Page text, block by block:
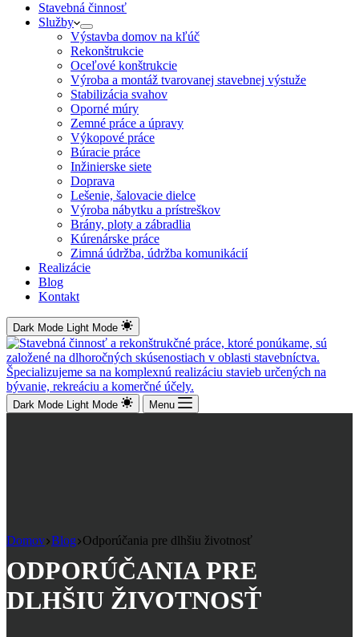
Stavebná činnosť
Služby
Výstavba domov na kľúč
Rekonštrukcie
Oceľové konštrukcie
Výroba a montáž tvarovanej stavebnej výstuže
Stabilizácia svahov
Oporné múry
Zemné práce a úpravy
Výkopové práce
Búracie práce
Inžinierske siete
Doprava
Lešenie, šalovacie dielce
Výroba nábytku a prístreškov
Brány, ploty a zábradlia
Kúrenárske práce
Zimná údržba, údržba komunikácií
Realizácie
Blog
Kontakt
Dark Mode Light Mode
Dark Mode Light Mode Menu
Domov Blog Odporúčania pre dlhšiu životnosť
ODPORÚČANIA PRE
DLHŠIU ŽIVOTNOSŤ